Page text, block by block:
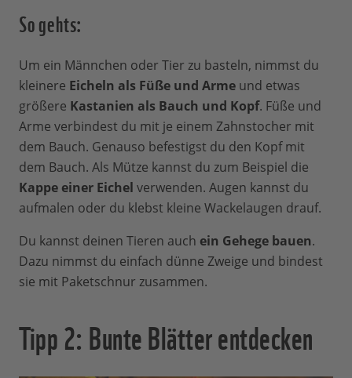
So gehts:
Um ein Männchen oder Tier zu basteln, nimmst du
kleinere Eicheln als Füße und Arme und etwas
größere Kastanien als Bauch und Kopf. Füße und
Arme verbindest du mit je einem Zahnstocher mit
dem Bauch. Genauso befestigst du den Kopf mit
dem Bauch. Als Mütze kannst du zum Beispiel die
Kappe einer Eichel verwenden. Augen kannst du
aufmalen oder du klebst kleine Wackelaugen drauf.
Du kannst deinen Tieren auch ein Gehege bauen.
Dazu nimmst du einfach dünne Zweige und bindest
sie mit Paketschnur zusammen.
Tipp 2: Bunte Blätter entdecken